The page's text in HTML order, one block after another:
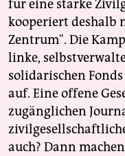
für eine starke
kooperiert deshalb
Zentrum". Die
linke,
solidarischen
auf. Eine offene
zugänglichen
auch? Dann